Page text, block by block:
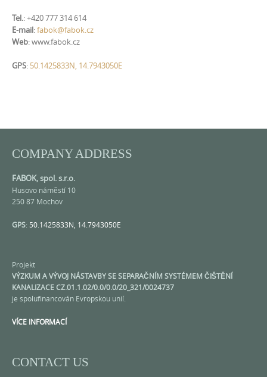
Tel.: +420 777 314 614
E-mail:fabok@fabok.cz
Web: www.fabok.cz
GPS: 50.1425833N, 14.7943050E
COMPANY ADDRESS
FABOK, spol. s.r.o.
Husovo náměstí 10
250 87 Mochov
GPS: 50.1425833N, 14.7943050E
Projekt
VÝZKUM A VÝVOJ NÁSTAVBY SE SEPARAČNÍM SYSTÉMEM ČIŠTĚNÍ
KANALIZACE CZ.01.1.02/0.0/0.0/20_321/0024737
je spolufinancován Evropskou unií.
VÍCE INFORMACÍ
CONTACT US